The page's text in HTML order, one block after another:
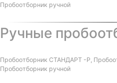
Пробоотборник ручной
Ручные
Пробоотборник СТАНДАРТ -Р,
Пробоотборник ручной